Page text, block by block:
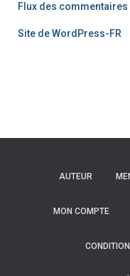
Flux des commentaires
Site de WordPress-FR
AUTEUR
MON COMPTE